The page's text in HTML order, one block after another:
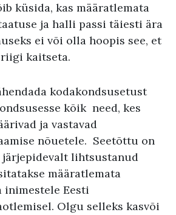
küsida, kas määratlemata
ja halli passi täiesti ära
ei või olla hoopis see, et
kaitseta.
kodakondsusetust
kõik need, kes
ja vastavad
nõuetele. Seetõttu on
järjepidevalt lihtsustanud
määratlemata
inimestele Eesti
Olgu selleks kasvõi